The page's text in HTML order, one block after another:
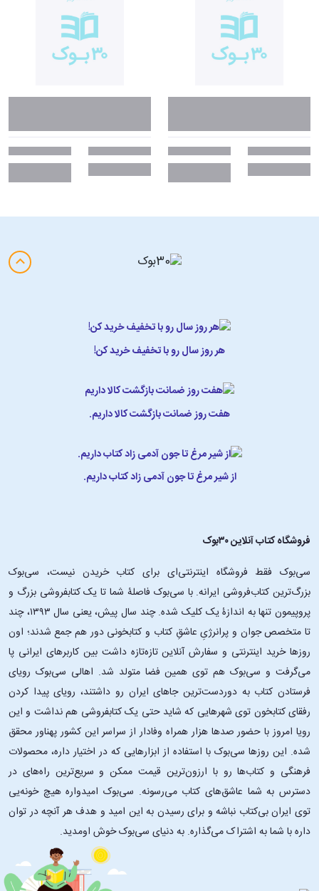
هر روز سال رو با تخفیف خرید کن!
هفت روز ضمانت بازگشت کالا داریم.
از شیر مرغ تا جون آدمی زاد کتاب داریم.
فروشگاه کتاب آنلاین ۳۰بوک
سی‌بوک فقط فروشگاه اینترنتی‌ای برای کتاب خریدن نیست، سی‌بوک
بزرگ‌ترین کتاب‌فروشی ایرانه. با سی‌بوک فاصلۀ شما تا یک کتابفروشی بزرگ و
پروپیمون تنها به اندازۀ یک کلیک شده. چند سال پیش، یعنی سال ۱۳۹۳، چند
تا متخصص جوان و پرانرژیِ عاشقِ کتاب و کتابخونی دور هم جمع شدند؛ اون‌
روزها خرید اینترنتی و سفارش آنلاین تازه‌تازه داشت بین کاربرهای ایرانی پا
می‌گرفت و سی‌بوک هم توی همین فضا متولد شد. اهالی سی‌بوک رویای
فرستادن کتاب به دوردست‌ترین جاهای ایران رو داشتند، رویای پیدا کردن
رفقای کتابخون توی شهرهایی که شاید حتی یک کتابفروشی هم نداشت و این
رویا امروز با حضور صدها هزار همراه وفادار از سراسر این کشور پهناور محقق
شده. این ‌روزها سی‌بوک با استفاده از ابزارهایی که در اختیار داره، محصولات
فرهنگی و کتاب‌ها رو با ارزون‌ترین قیمت ممکن و سریع‌ترین راه‌های در
دسترس به شما عاشق‌های کتاب می‌رسونه. سی‌بوک امیدواره هیچ خونه‌یی
توی ایران بی‌کتاب نباشه و برای رسیدن به این امید و هدف هر آنچه در توان
داره با شما به اشتراک می‌گذاره. به دنیای سی‌بوک خوش اومدید.